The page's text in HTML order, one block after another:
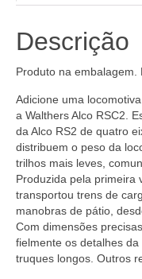
Som
20725
Descrição
Produto na embalagem.
Adicione uma
a Walthers Alco RSC2.
da Alco RS2 de quatro
distribuem o peso da
trilhos mais leves,
Produzida pela primeira
transportou trens de
manobras de pátio,
Com dimensões
fielmente os detalhes
truques longos. Outros